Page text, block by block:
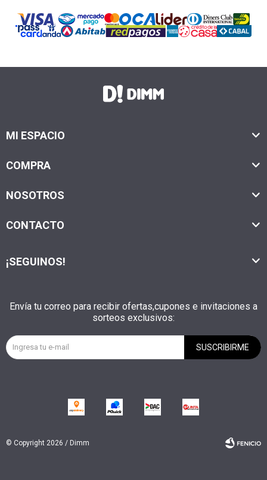
MI ESPACIO
COMPRA
NOSOTROS
CONTACTO
Envía tu correo para recibir ofertas,cupones e invitaciones a
sorteos exclusivos:
SUSCRIBIRME
¡SEGUINOS!
© Copyright 2026 / Dimm